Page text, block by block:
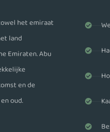
het emiraat
land
Emiraten. Abu
en de
oud.